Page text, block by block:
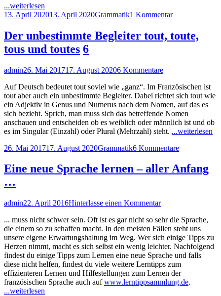
...weiterlesen
in
Veröffentlicht
13. April 202013. April 2020Kategorien
Grammatik1 Kommentarzu
in
Französisch
Der unbestimmte Begleiter tout, toute,
tous und toutes 6
Autor
adminVeröffentlicht
26. Mai 201717. August 20206 Kommentarezu
unbestimmte
Begleiter
tout,
toute,
tous
und
Auf Deutsch bedeutet tout soviel wie „ganz“. Im Französischen ist
tout aber auch ein unbestimmte Begleiter. Dabei richtet sich tout wie
ein Adjektiv in Genus und Numerus nach dem Nomen, auf das es
sich bezieht. Sprich, man muss sich das betreffende Nomen
anschauen und entscheiden ob es weiblich oder männlich ist und ob
es im Singular (Einzahl) oder Plural (Mehrzahl) steht. ...weiterlesen
Veröffentlicht
26. Mai 201717. August 2020Kategorien
Grammatik6 Kommentarezu
unbestimmte
Begleiter
toutes
Eine neue Sprache lernen – aller Anfang
…
Autor
adminVeröffentlicht
22. April 2016Hinterlasse einen Kommentarzu
neue
Sprache
lernen
–
aller
Anfang
…
... muss nicht schwer sein. Oft ist es gar nicht so sehr die Sprache,
die einem so zu schaffen macht. In den meisten Fällen steht uns
unsere eigene Erwartungshaltung im Weg. Wer sich einige Tipps zu
Herzen nimmt, macht es sich selbst ein wenig leichter. Nachfolgend
findest du einige Tipps zum Lernen eine neue Sprache und falls
diese nicht helfen, findest du viele weitere Lerntipps zum
effizienteren Lernen und Hilfestellungen zum Lernen der
französischen Sprache auch aufwww.lerntippsammlung.de.
...weiterlesen